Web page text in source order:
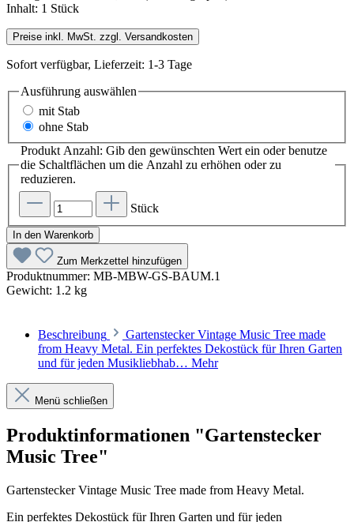
Inhalt: 1 Stück
Preise inkl. MwSt. zzgl. Versandkosten
Sofort verfügbar, Lieferzeit: 1-3 Tage
Ausführung auswählen
mit Stab
ohne Stab
Produkt Anzahl: Gib den gewünschten Wert ein oder benutze
die Schaltflächen um die Anzahl zu erhöhen oder zu
reduzieren.
Stück
In den Warenkorb
Zum Merkzettel hinzufügen
Produktnummer: MB-MBW-GS-BAUM.1
Gewicht: 1.2 kg
Beschreibung
Gartenstecker Vintage Music Tree made
from Heavy Metal. Ein perfektes Dekostück für Ihren Garten
und für jeden Musikliebhab… Mehr
Menü schließen
Produktinformationen "Gartenstecker
Music Tree"
Gartenstecker Vintage Music Tree made from Heavy Metal.
Ein perfektes Dekostück für Ihren Garten und für jeden